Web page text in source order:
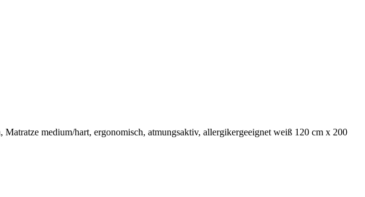
medium/hart, ergonomisch, atmungsaktiv, allergikergeeignet weiß 120 cm x 200